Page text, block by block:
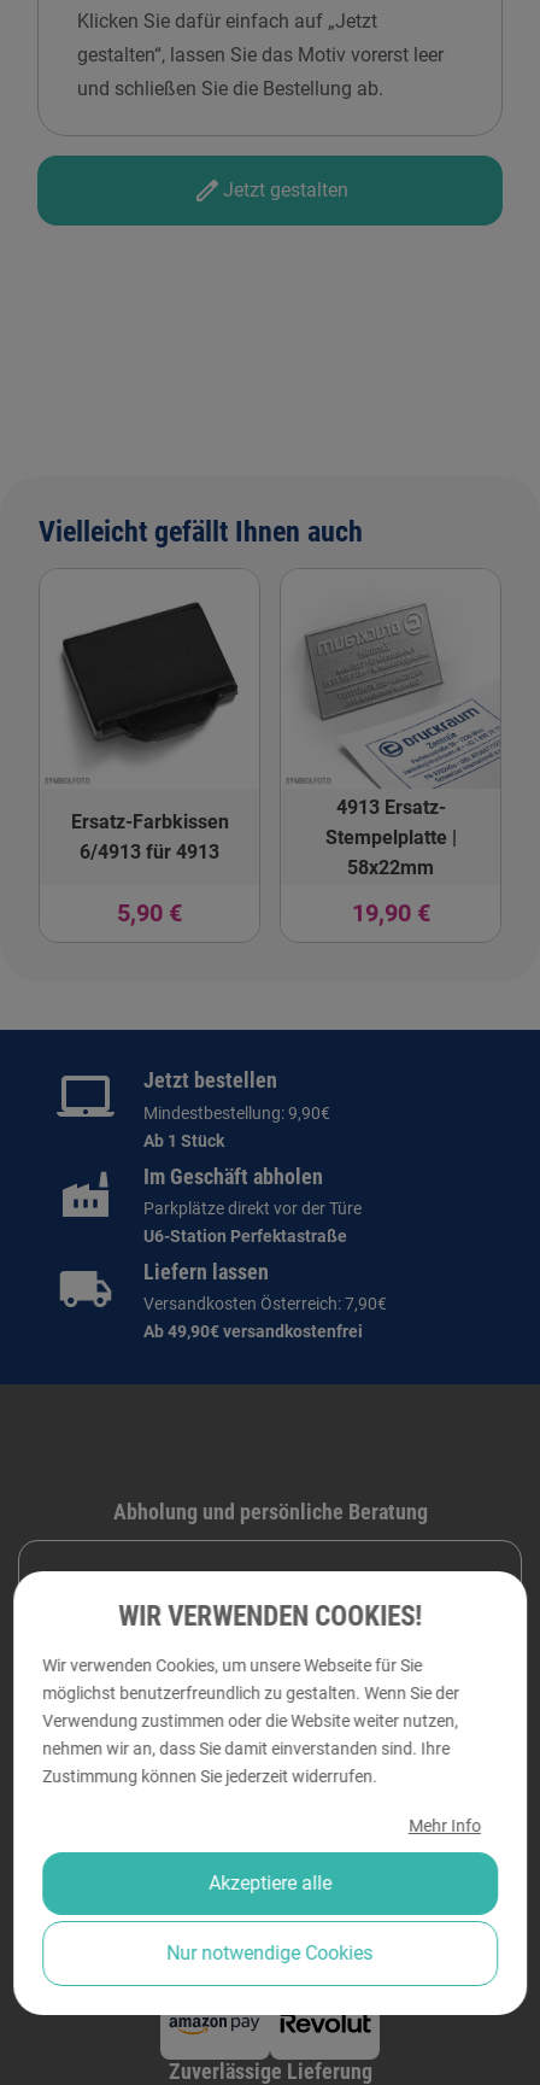
Klicken Sie dafür einfach auf „Jetzt
gestalten“, lassen Sie das Motiv vorerst leer
und schließen Sie die Bestellung ab.
Jetzt gestalten
Vielleicht gefällt Ihnen auch
Ersatz-Farbkissen
6/4913 für 4913
5,90 €
4913 Ersatz-
Stempelplatte |
58x22mm
19,90 €
Jetzt bestellen
Mindestbestellung: 9,90€
Ab 1 Stück
Im Geschäft abholen
Parkplätze direkt vor der Türe
U6-Station Perfektastraße
Liefern lassen
Versandkosten Österreich: 7,90€
Ab 49,90€ versandkostenfrei
Abholung und persönliche Beratung
Perfektastraße 58, 1230 Wien
Montag - Donnerstag von9:00 bis 18:00
Freitag von9:00 bis 14:00
Zuverlässige Lieferung
WIR VERWENDEN COOKIES!
Wir verwenden Cookies, um unsere Webseite für Sie
möglichst benutzerfreundlich zu gestalten. Wenn Sie der
Verwendung zustimmen oder die Website weiter nutzen,
nehmen wir an, dass Sie damit einverstanden sind. Ihre
Zustimmung können Sie jederzeit widerrufen.
Mehr Info
Akzeptiere alle
Nur notwendige Cookies